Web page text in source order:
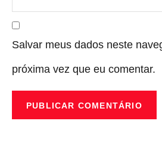
Salvar meus dados neste
próxima vez que eu comentar.